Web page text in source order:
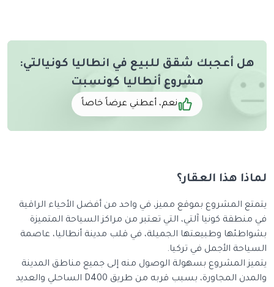
هل أعجبك شقق للبيع في انطاليا كونيالتي:
مشروع أنطاليا كونسبت
نعم، أعطني عرضاً خاصاً
لماذا هذا العقار؟
يتمتع المشروع بموقع مميز، في واحد من أفضل الأحياء الراقية
في منطقة كونيا آلتي، التي تعتبر من مراكز السياحة المتميزة
بشواطئها وطبيعتها الجميلة، في قلب مدينة أنطاليا، عاصمة
السياحة الأجمل في تركيا.
يتميز المشروع بسهولة الوصول منه إلى جميع مناطق المدينة
والمدن المجاورة، بسبب قربه من طريق D400 الساحلي والعديد